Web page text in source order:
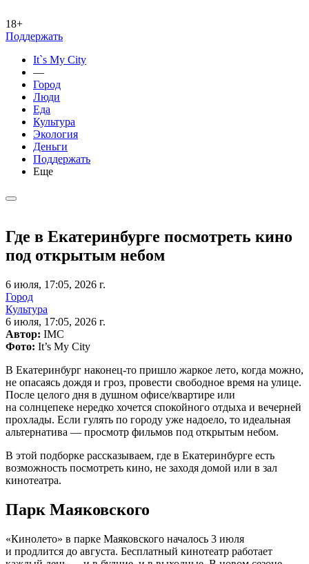
18+
Поддержать
It`s My City
—
Город
Люди
Еда
Культура
Экология
Деньги
Поддержать
Еще
Где в Екатеринбурге посмотреть кино
под открытым небом
6 июля, 17:05, 2026 г.
Город
Культура
6 июля, 17:05, 2026 г.
Автор: IMC
Фото: It’s My City
В Екатеринбург наконец-то пришло жаркое лето, когда можно,
не опасаясь дождя и гроз, провести свободное время на улице.
После целого дня в душном офисе/квартире или
на солнцепеке нередко хочется спокойного отдыха и вечерней
прохлады. Если гулять по городу уже надоело, то идеальная
альтернатива — просмотр фильмов под открытым небом.
В этой подборке рассказываем, где в Екатеринбурге есть
возможность посмотреть кино, не заходя домой или в зал
кинотеатра.
Парк Маяковского
«Кинолето» в парке Маяковского началось 3 июля
и продлится до августа. Бесплатный кинотеатр работает